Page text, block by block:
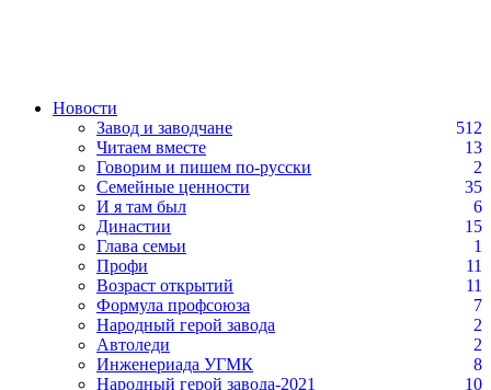
Новости
Завод и заводчане
512
Читаем вместе
13
Говорим и пишем по-русски
2
Семейные ценности
35
И я там был
6
Династии
15
Глава семьи
1
Профи
11
Возраст открытий
11
Формула профсоюза
7
Народный герой завода
2
Автоледи
2
Инженериада УГМК
8
Народный герой завода-2021
10